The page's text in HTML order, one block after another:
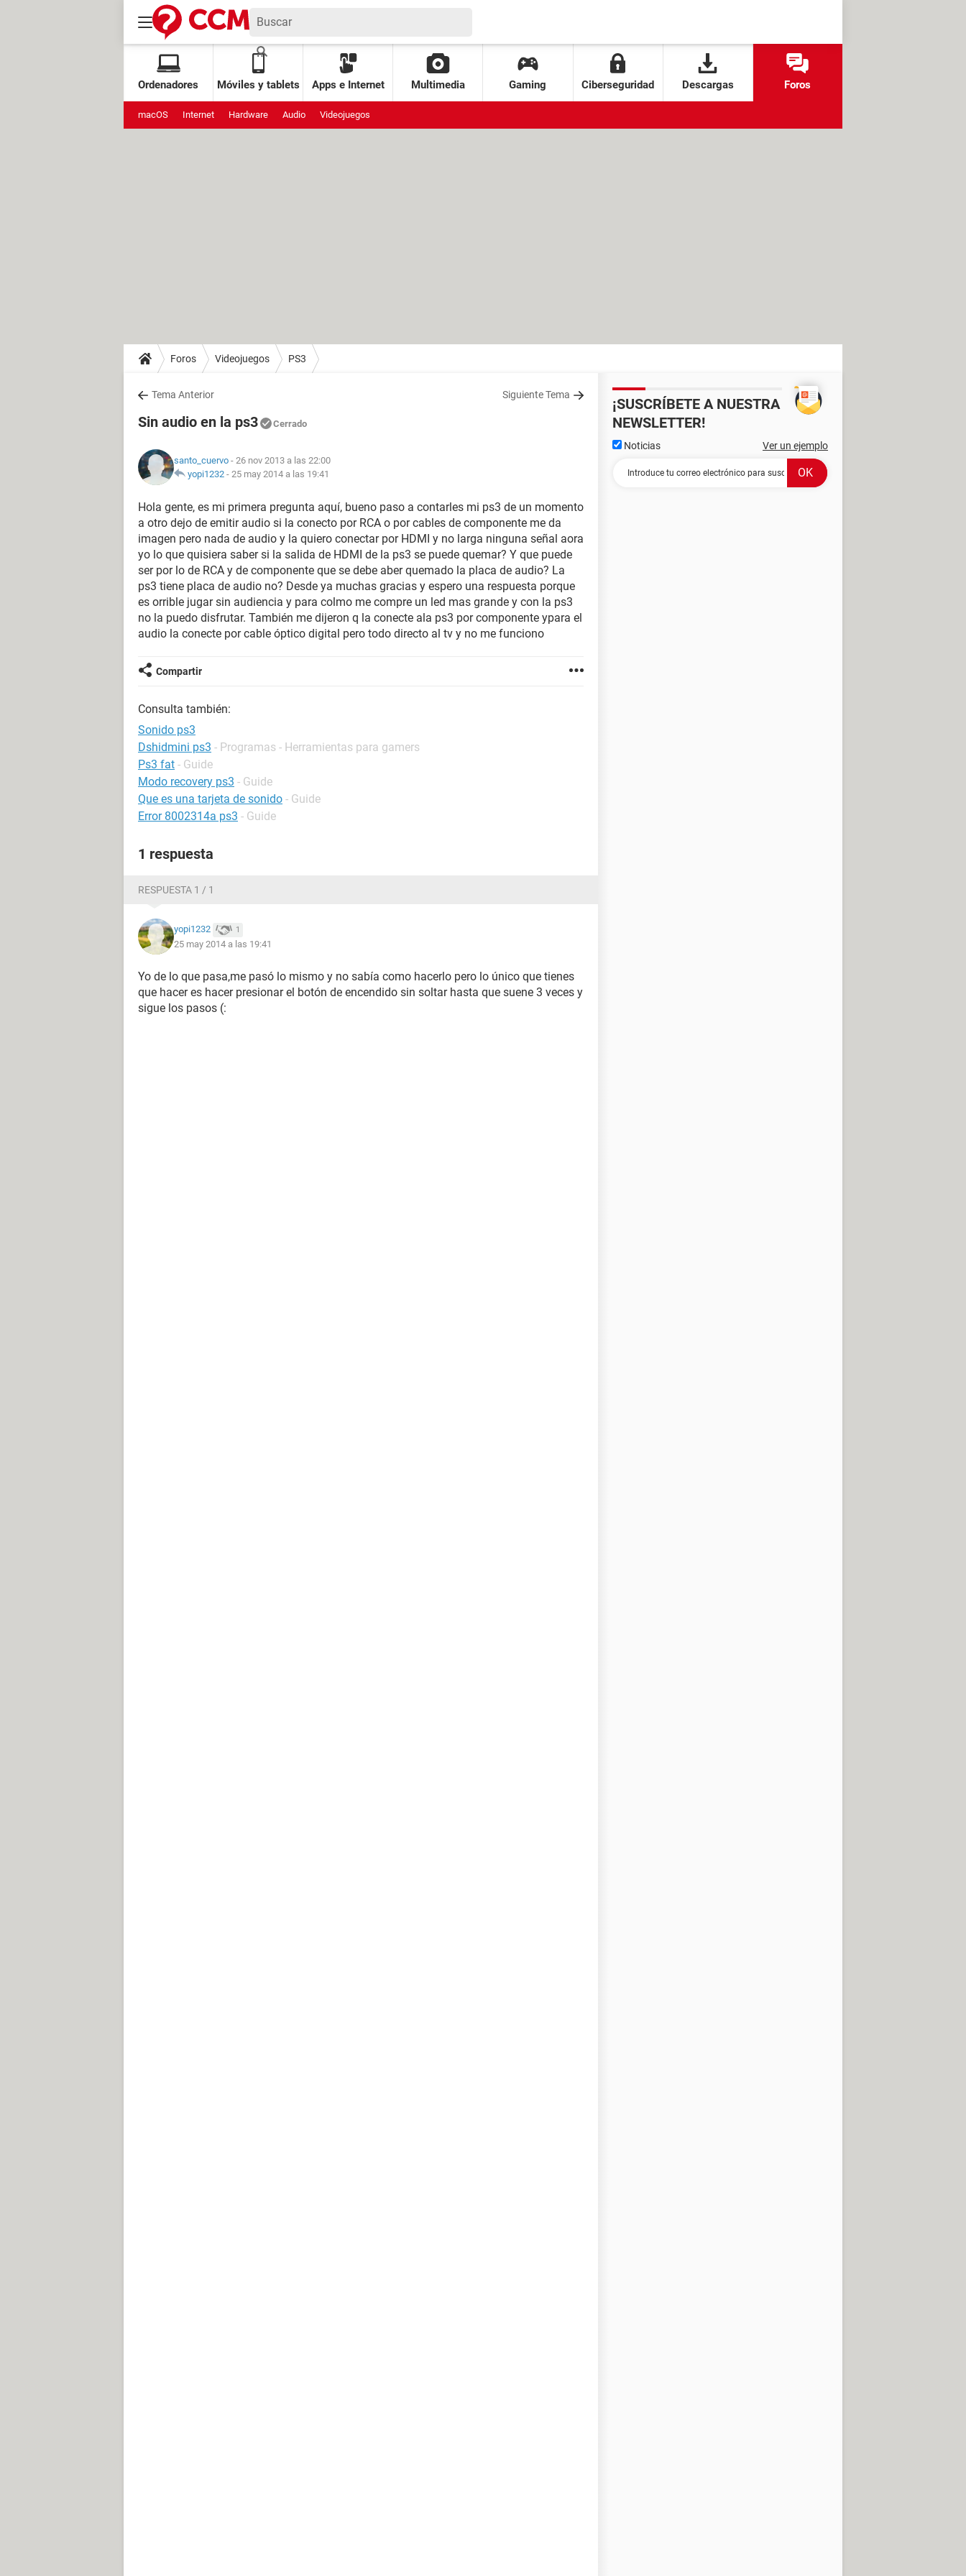
Ordenadores Móviles y tablets Apps e Internet Multimedia Gaming Ciberseguridad Descargas Foros
macOS Internet Hardware Audio Videojuegos
Foros Videojuegos PS3
Tema Anterior Siguiente Tema
Sin audio en la ps3 Cerrado
santo_cuervo - 26 nov 2013 a las 22:00
yopi1232 - 25 may 2014 a las 19:41
Hola gente, es mi primera pregunta aquí, bueno paso a contarles mi ps3 de un momento
a otro dejo de emitir audio si la conecto por RCA o por cables de componente me da
imagen pero nada de audio y la quiero conectar por HDMI y no larga ninguna señal aora
yo lo que quisiera saber si la salida de HDMI de la ps3 se puede quemar? Y que puede
ser por lo de RCA y de componente que se debe aber quemado la placa de audio? La
ps3 tiene placa de audio no? Desde ya muchas gracias y espero una respuesta porque
es orrible jugar sin audiencia y para colmo me compre un led mas grande y con la ps3
no la puedo disfrutar. También me dijeron q la conecte ala ps3 por componente ypara el
audio la conecte por cable óptico digital pero todo directo al tv y no me funciono
Compartir
Consulta también:
Sonido ps3
Dshidmini ps3 - Programas - Herramientas para gamers
Ps3 fat - Guide
Modo recovery ps3 - Guide
Que es una tarjeta de sonido - Guide
Error 8002314a ps3 - Guide
1 respuesta
RESPUESTA 1 / 1
yopi1232 1
25 may 2014 a las 19:41
Yo de lo que pasa,me pasó lo mismo y no sabía como hacerlo pero lo único que tienes
que hacer es hacer presionar el botón de encendido sin soltar hasta que suene 3 veces y
sigue los pasos (:
¡SUSCRÍBETE A NUESTRA
NEWSLETTER!
Noticias Ver un ejemplo